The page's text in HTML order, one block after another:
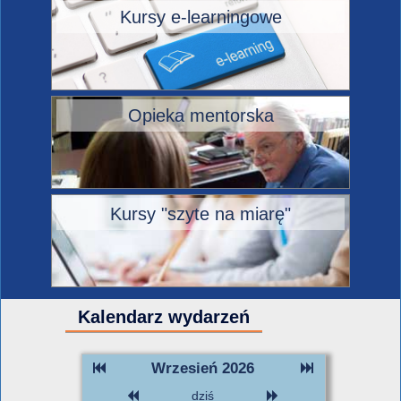
Kursy e-learningowe
Opieka mentorska
Kursy "szyte na miarę"
Kalendarz wydarzeń
Wrzesień 2026
dziś